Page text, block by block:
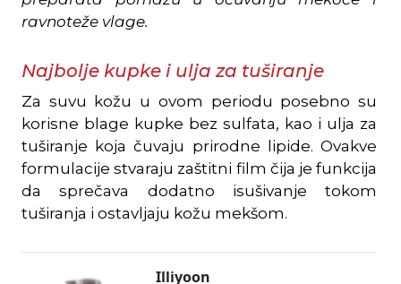
ravnoteže vlage.
Najbolje kupke i ulja za tuširanje
Za suvu kožu u ovom periodu posebno su
korisne blage kupke bez sulfata, kao i ulja za
tuširanje koja čuvaju prirodne lipide. Ovakve
formulacije stvaraju zaštitni film čija je funkcija
da sprečava dodatno isušivanje tokom
tuširanja i ostavljaju kožu mekšom.
Illiyoon